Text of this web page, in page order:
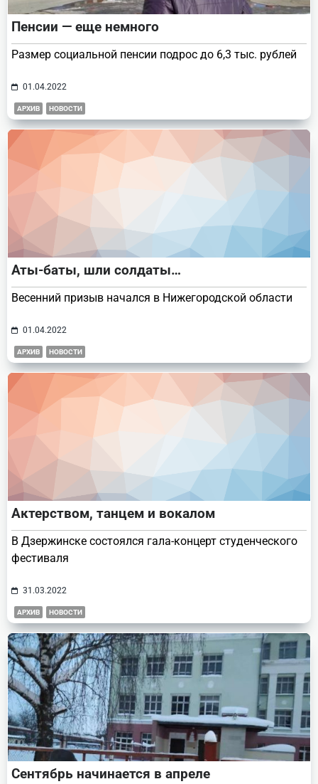
Пенсии — еще немного
Размер социальной пенсии подрос до 6,3 тыс. рублей
01.04.2022
АРХИВ НОВОСТИ
Аты-баты, шли солдаты…
Весенний призыв начался в Нижегородской области
01.04.2022
АРХИВ НОВОСТИ
Актерством, танцем и вокалом
В Дзержинске состоялся гала-концерт студенческого
фестиваля
31.03.2022
АРХИВ НОВОСТИ
Сентябрь начинается в апреле